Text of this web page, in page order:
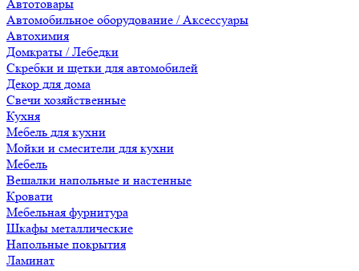
Автотовары
Автомобильное оборудование / Аксессуары
Автохимия
Домкраты / Лебедки
Скребки и щетки для автомобилей
Декор для дома
Свечи хозяйственные
Кухня
Мебель для кухни
Мойки и смесители для кухни
Мебель
Вешалки напольные и настенные
Кровати
Мебельная фурнитура
Шкафы металлические
Напольные покрытия
Ламинат